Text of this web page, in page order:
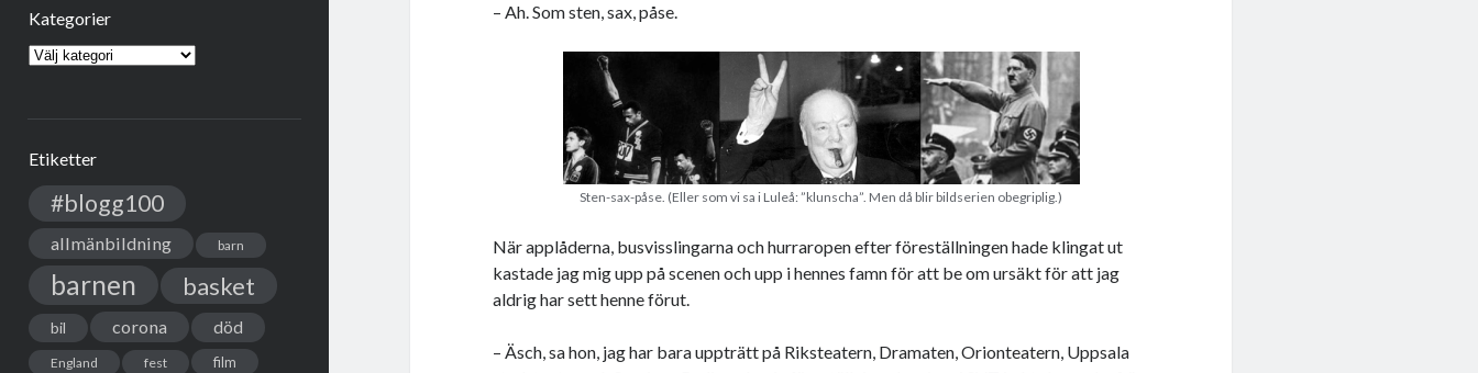
Kategorier
Kategorier
Etiketter
#blogg100
allmänbildning barn
barnen basket
bil corona död
England fest film
– Ah. Som sten, sax, påse.
Sten-sax-påse. (Eller som vi sa i Luleå: ”klunscha”. Men då blir bildserien obegriplig.)
När applåderna, busvisslingarna och hurraropen efter föreställningen hade klingat ut
kastade jag mig upp på scenen och upp i hennes famn för att be om ursäkt för att jag
aldrig har sett henne förut.
– Äsch, sa hon, jag har bara uppträtt på Riksteatern, Dramaten, Orionteatern, Uppsala